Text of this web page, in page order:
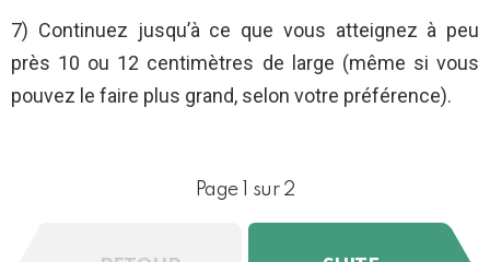
7) Continuez jusqu’à ce que vous atteignez à peu
près 10 ou 12 centimètres de large (même si vous
pouvez le faire plus grand, selon votre préférence).
Page 1 sur 2